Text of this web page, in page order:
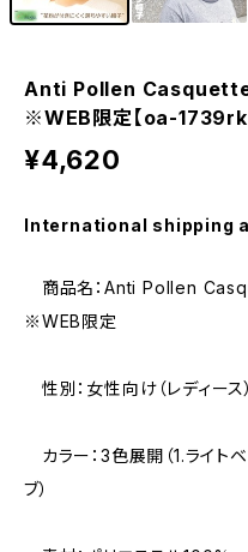
Anti Pollen Casquette（
※WEB限定【oa-1739rk
¥4,620
International shipping
商品名：Anti Pollen
※WEB限定
性別：女性向け（レディース）
カラー：3色展開（1.ライト
ブ）